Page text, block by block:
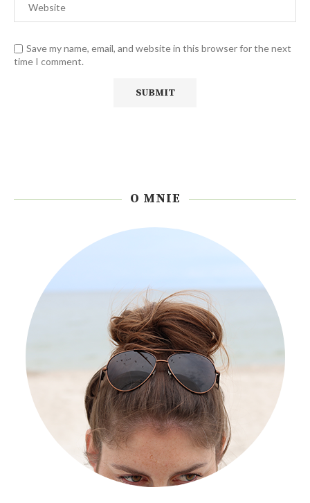
Save my name, email, and website in this browser for the next
time I comment.
O MNIE